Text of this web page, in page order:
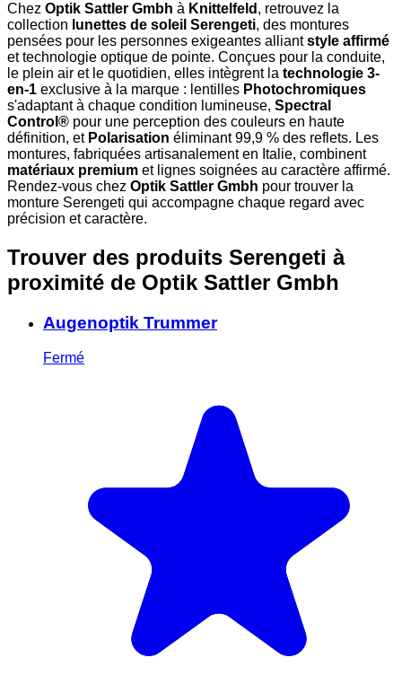
Chez Optik Sattler Gmbh à Knittelfeld , retrouvez la
collection lunettes de soleil Serengeti, des montures
pensées pour les personnes exigeantes alliantstyle affirmé
et technologie optique de pointe. Conçues pour la conduite,
le plein air et le quotidien, elles intègrent la technologie 3-
en-1 exclusive à la marque : lentilles Photochromiques
s'adaptant à chaque condition lumineuse, Spectral
Control® pour une perception des couleurs en haute
définition, et Polarisation éliminant 99,9 % des reflets. Les
montures, fabriquées artisanalement en Italie, combinent
matériaux premium et lignes soignées au caractère affirmé.
Rendez-vous chez Optik Sattler Gmbh pour trouver la
monture Serengeti qui accompagne chaque regard avec
précision et caractère.
Trouver des produits Serengeti à
proximité de Optik Sattler Gmbh
Augenoptik Trummer
Fermé